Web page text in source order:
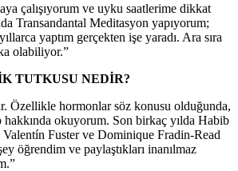
çalışıyorum ve uyku saatlerime dikkat
Transandantal Meditasyon yapıyorum;
yaptım gerçekten işe yaradı. Ara sıra
olabiliyor.”
TUTKUSU NEDİR?
Özellikle hormonlar söz konusu olduğunda,
hakkında okuyorum. Son birkaç yılda Habib
Fuster ve Dominique Fradin-Read
öğrendim ve paylaştıkları inanılmaz